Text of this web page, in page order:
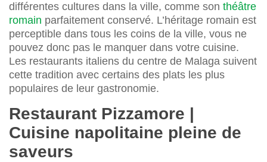
différentes cultures dans la ville, comme son théâtre
romain parfaitement conservé. L’héritage romain est
perceptible dans tous les coins de la ville, vous ne
pouvez donc pas le manquer dans votre cuisine.
Les restaurants italiens du centre de Malaga suivent
cette tradition avec certains des plats les plus
populaires de leur gastronomie.
Restaurant Pizzamore |
Cuisine napolitaine pleine de
saveurs